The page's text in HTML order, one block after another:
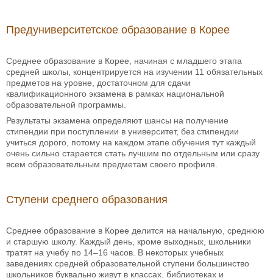
Предуниверситетское образование в Корее
Среднее образование в Корее, начиная с младшего этапа
средней школы, концентрируется на изучении 11 обязательных
предметов на уровне, достаточном для сдачи
квалификационного экзамена в рамках национальной
образовательной программы.
Результаты экзамена определяют шансы на получение
стипендии при поступлении в университет, без стипендии
учиться дорого, потому на каждом этапе обучения тут каждый
очень сильно старается стать лучшим по отдельным или сразу
всем образовательным предметам своего профиля.
Ступени среднего образования
Среднее образование в Корее делится на начальную, среднюю
и старшую школу. Каждый день, кроме выходных, школьники
тратят на учебу по 14–16 часов. В некоторых учебных
заведениях средней образовательной ступени большинство
школьников буквально живут в классах, библиотеках и